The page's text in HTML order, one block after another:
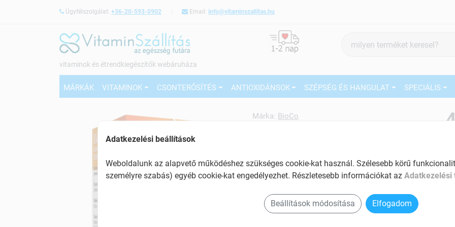
Ügyfélszolgálat: +36-20-593-0902 Email: info@vitaminszallitas.hu
vitaminok és étrendkiegészítők webáruháza
keresés
MÁRKÁK VITAMINOK CSONTERŐSÍTÉS ANTIOXIDÁNSOK SZÉPSÉG ÉS HANGULAT SPECIÁLIS
Márka: BioCo
Tartalom: 90 db
Hozzájárul az idegrendszer megfelelő
működéséhez
Adatkezelési beállítások
Weboldalunk az alapvető működéshez szükséges cookie-kat használ. Szélesebb körű
személyre szabás) egyéb cookie-kat engedélyezhet. Részletesebb információkat az Adatkezelési
Beállítások módosítása Elfogadom